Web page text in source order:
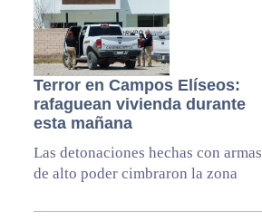
Terror en Campos Elíseos:
rafaguean vivienda durante
esta mañana
Las detonaciones hechas con armas
de alto poder cimbraron la zona